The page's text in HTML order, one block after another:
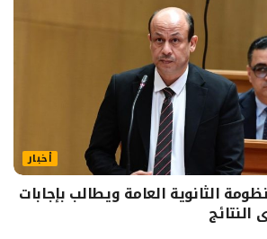
أخبار
الثانوية العامة ويطالب بإجابات